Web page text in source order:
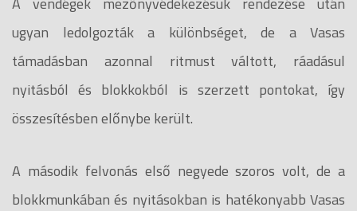
ugyan ledolgozták a különbséget, de a Vasas
támadásban azonnal ritmust váltott, ráadásul
nyitásból és blokkokból is szerzett pontokat, így
összesítésben előnybe került.
A második felvonás első negyede szoros volt, de a
blokkmunkában és nyitásokban is hatékonyabb Vasas